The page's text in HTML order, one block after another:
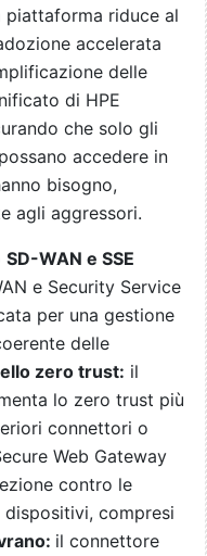
piattaforma riduce al
accelerata
delle
di HPE
che solo gli
accedere in
bisogno,
agli aggressori.
SD-WAN e SSE
e Security Service
per una gestione
delle
zero trust: il
lo zero trust più
connettori o
Web Gateway
contro le
compresi
il connettore